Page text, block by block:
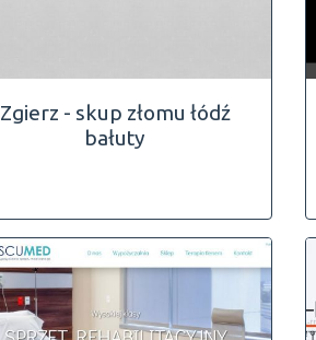
Zgierz - skup złomu łódź
bałuty